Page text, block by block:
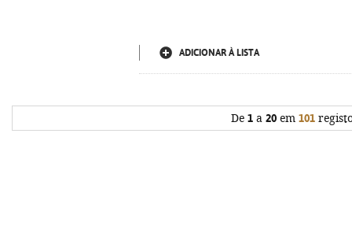
ADICIONAR À LISTA
De 1 a 20 em 101